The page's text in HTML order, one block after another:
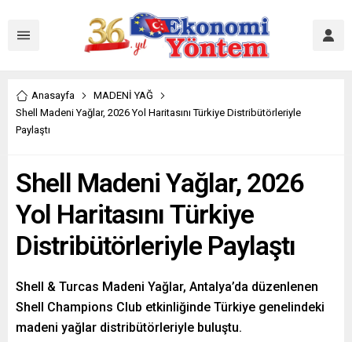
Anasayfa
MADENİ YAĞ
Shell Madeni Yağlar, 2026 Yol Haritasını Türkiye Distribütörleriyle
Paylaştı
Shell Madeni Yağlar, 2026
Yol Haritasını Türkiye
Distribütörleriyle Paylaştı
Shell & Turcas Madeni Yağlar, Antalya’da düzenlenen
Shell Champions Club etkinliğinde Türkiye genelindeki
madeni yağlar distribütörleriyle buluştu.